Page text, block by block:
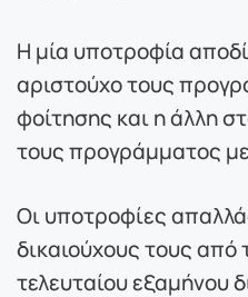
Η μία υποτροφία
αριστούχο τους
φοίτησης και η άλλη
τους προγράμματος
Οι υποτροφίες
δικαιούχους τους από
τελευταίου εξαμήνου